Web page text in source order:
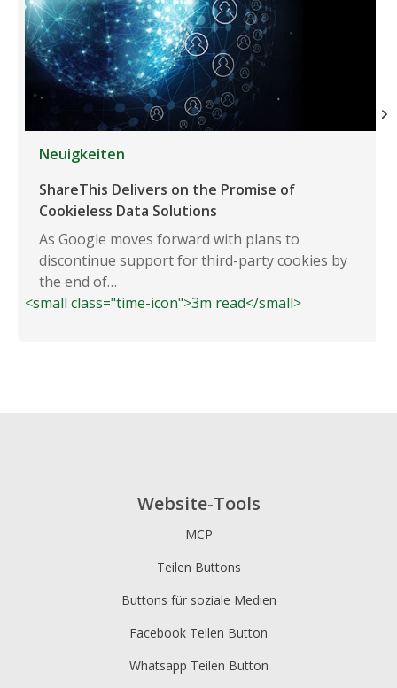
Neuigkeiten
ShareThis Delivers on the Promise of
Cookieless Data Solutions
As Google moves forward with plans to
discontinue support for third-party cookies by
the end of…
<small class="time-icon">3m read</small>
Website-Tools
MCP
Teilen Buttons
Buttons für soziale Medien
Facebook Teilen Button
Whatsapp Teilen Button